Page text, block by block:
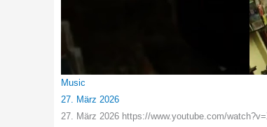
Music
27. März 2026
27. März 2026 https://www.youtube.com/